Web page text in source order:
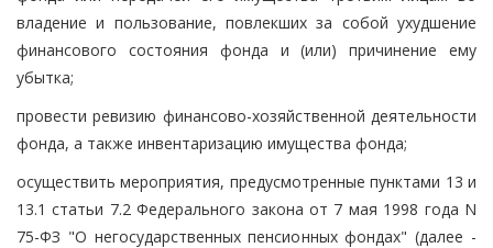
владение и пользование, повлекших за собой ухудшение
финансового состояния фонда и (или) причинение ему
убытка;
провести ревизию финансово-хозяйственной деятельности
фонда, а также инвентаризацию имущества фонда;
осуществить мероприятия, предусмотренные пунктами 13 и
13.1 статьи 7.2 Федерального закона от 7 мая 1998 года N
75-ФЗ "О негосударственных пенсионных фондах" (далее -